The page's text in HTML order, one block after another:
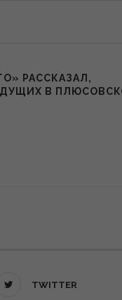
РАССКАЗАЛ,
В
TWITTER